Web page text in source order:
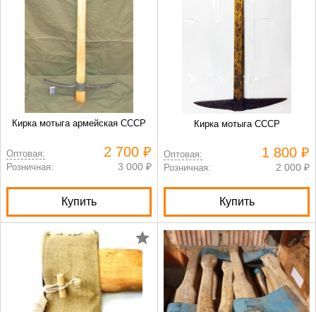
Кирка мотыга армейская СССР
Оптовая: 2 700 ₽
Розничная: 3 000 ₽
Купить
Кирка мотыга СССР
Оптовая: 1 800 ₽
Розничная: 2 000 ₽
Купить